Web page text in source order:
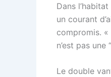
Dans
un courant
compromis.
n’est pas
Le double